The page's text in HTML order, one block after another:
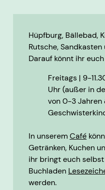
Hüpfburg, Bällebad,
Rutsche,
Darauf könnt ihr
Freitags | 9-
Uhr (außer in
von 0-3
In unseremCafé
Getränken, Kuchen
ihr bringt euch
Buchladen
werden.